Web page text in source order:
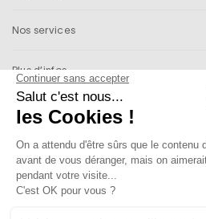
Nos services
Plus d’infos
Inscription newsletter
Recevez en exclusivité nos